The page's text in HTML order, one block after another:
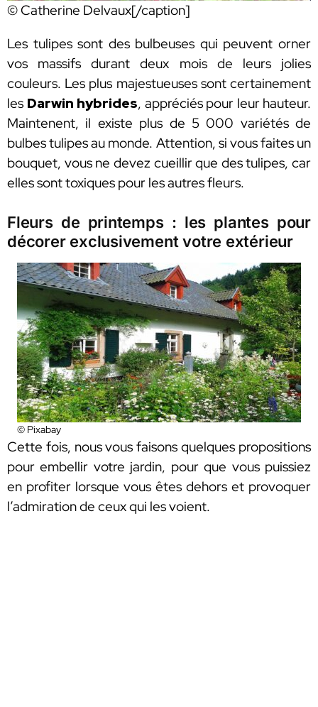
© Catherine Delvaux[/caption]
Les tulipes sont des bulbeuses qui peuvent orner
vos massifs durant deux mois de leurs jolies
couleurs. Les plus majestueuses sont certainement
les Darwin hybrides, appréciés pour leur hauteur.
Maintenent, il existe plus de 5 000 variétés de
bulbes tulipes au monde. Attention, si vous faites un
bouquet, vous ne devez cueillir que des tulipes, car
elles sont toxiques pour les autres fleurs.
Fleurs de printemps : les plantes pour
décorer exclusivement votre extérieur
© Pixabay
Cette fois, nous vous faisons quelques propositions
pour embellir votre jardin, pour que vous puissiez
en profiter lorsque vous êtes dehors et provoquer
l’admiration de ceux qui les voient.